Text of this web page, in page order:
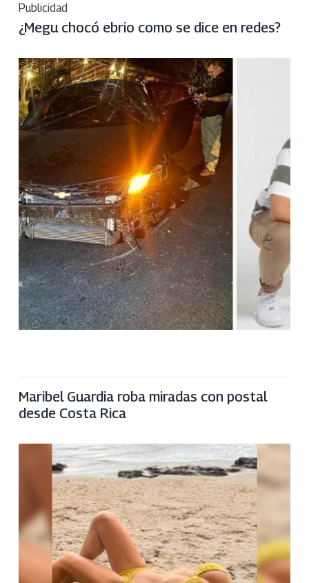
Publicidad
¿Megu chocó ebrio como se dice en redes?
Maribel Guardia roba miradas con postal
desde Costa Rica